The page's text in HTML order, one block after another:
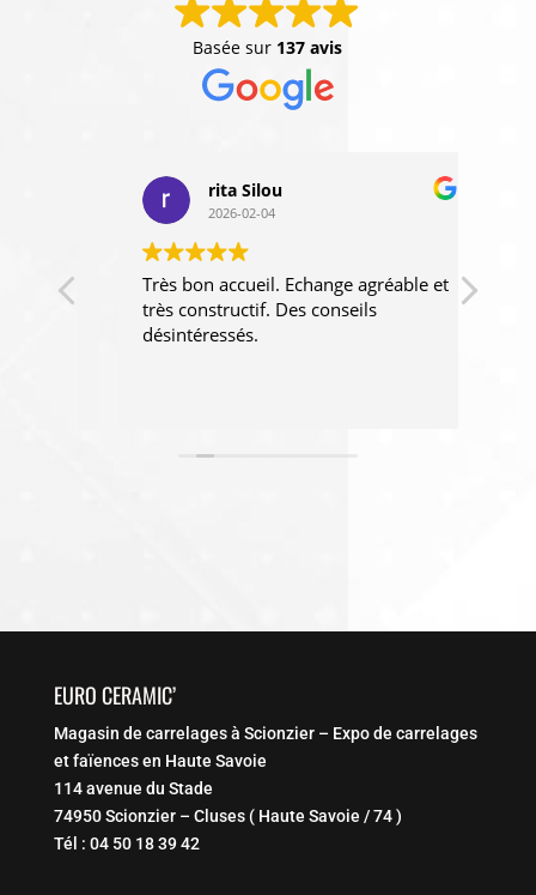
Basée sur 137 avis
rita Silou
2026-02-04
Très bon accueil. Echange agréable et
très constructif. Des conseils
désintéressés.
EURO CERAMIC’
Magasin de carrelages à Scionzier – Expo de carrelages
et faïences en Haute Savoie
114 avenue du Stade
74950 Scionzier – Cluses ( Haute Savoie / 74 )
Tél : 04 50 18 39 42